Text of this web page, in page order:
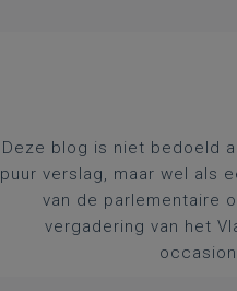
Deze blog is niet bedoeld
puur verslag, maar wel als
van de parlementaire
vergadering van het